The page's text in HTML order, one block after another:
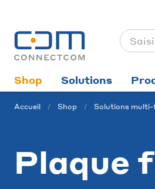
Shop Solutions
Accueil Shop Solutions multi-
Plaque